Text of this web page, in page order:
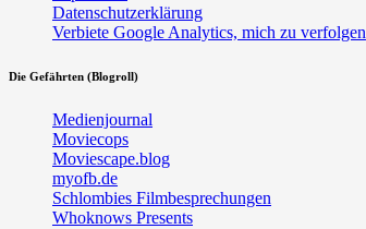
Datenschutzerklärung
Verbiete Google Analytics, mich zu verfolgen
Die Gefährten (Blogroll)
Medienjournal
Moviecops
Moviescape.blog
myofb.de
Schlombies Filmbesprechungen
Whoknows Presents